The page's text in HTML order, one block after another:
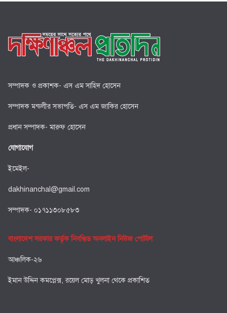
সম্পাদক ও প্রকাশক- এস এম সাহিদ হোসেন
সম্পাদক মন্ডলীর সভাপতি- এস এম জাকির হোসেন
প্রধান সম্পাদক- মারুফ হোসেন
যোগাযোগ
ইমেইল-
dakhinanchal@gmail.com
সম্পাদক- ০১৭১১৩০৮৫৮৩
বাংলাদেশ সরকার কর্তৃক নিবন্ধিত অনলাইন নিউজ পোর্টাল
আঞ্চলিক-২৬
ইমান উদ্দিন কমপ্লেক্স, রয়েল মোড় খুলনা থেকে প্রকাশিত